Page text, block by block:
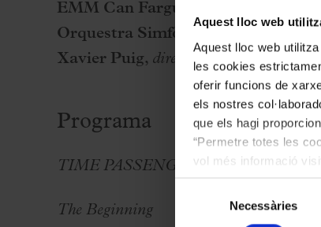
Aquest lloc web
Aquest lloc web
les cookies
oferir funcions de
els nostres
que els hagi
“Permetre totes les
vol més informació
les cookies en
Necessàries
EMM Can Fargues: Cor Bàsic, Cor
Orquestra Simfònica del Vallès
Xavier Puig, director
Programa
TIME PASSENGER, de JOHAN
The Beginning